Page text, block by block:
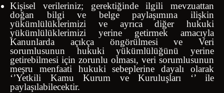
Kişisel verileriniz; gerektiğinde ilgili mevzuattan
doğan bilgi ve belge paylaşımına ilişkin
yükümlülüklerimizi ve ayrıca diğer hukuki
yükümlülüklerimizi yerine getirmek amacıyla
Kanunlarda açıkça öngörülmesi ve Veri
sorumlusunun hukuki yükümlülüğünü yerine
getirebilmesi için zorunlu olması, veri sorumlusunun
meşru menfaati hukuki sebeplerine dayalı olarak
‘’Yetkili Kamu Kurum ve Kuruluşları ‘’ ile
paylaşılabilecektir.